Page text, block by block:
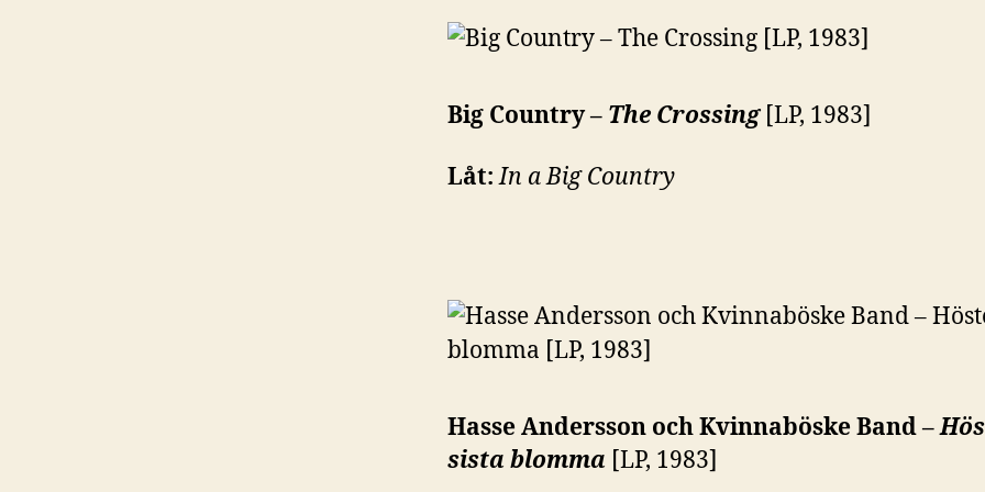
Big Country – The Crossing[LP, 1983]
Låt:In a Big Country
Hasse Andersson och Kvinnaböske Band –
sista blomma [LP, 1983]